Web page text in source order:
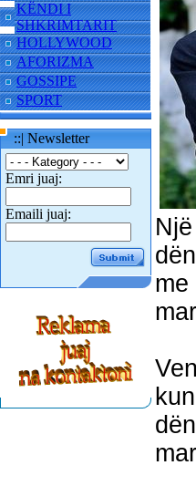
KËNDI I
SHKRIMTARIT
HOLLYWOOD
AFORIZMA
GOSSIPE
SPORT
::| Newsletter
Emri juaj:
Emaili juaj: